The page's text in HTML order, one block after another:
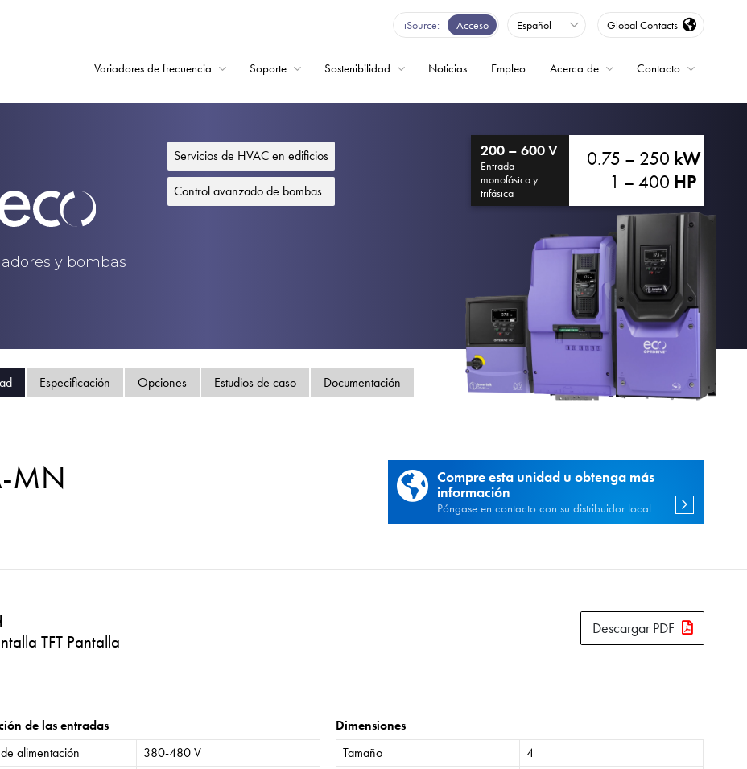
iSource Acceso Español Global Contacts
Variadores de frecuencia Soporte Sostenibilidad Noticias Empleo Acerca de Contacto
y bombas
Servicios de HVAC en edificios
Control avanzado de bombas
200 – 600 V
Entrada
monofásica y
trifásica
0.75 – 250 kW
1 – 400 HP
Especificación Opciones Estudios de caso Documentación
MN
Compre esta unidad u obtenga más
información
Póngase en contacto con su distribuidor local
TFT Pantalla
Descargar PDF
de las entradas
alimentación
380-480 V
Dimensiones
Tamaño
4
Variadores de frecuencia
Soporte
Sostenibilidad
Política de privacidad
Mapa del sitio